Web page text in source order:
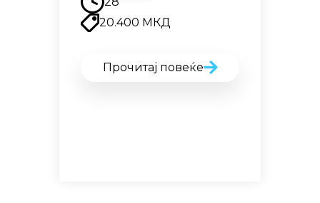
20.400 МКД
Прочитај повеќе